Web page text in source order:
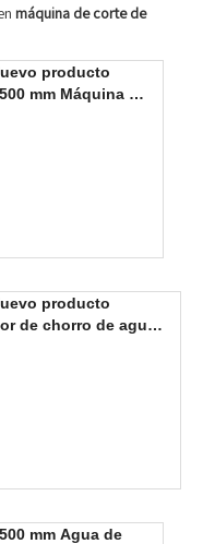
máquina de corte de
producto
mm Máquina de
producto
de chorro de agua
mm Agua de